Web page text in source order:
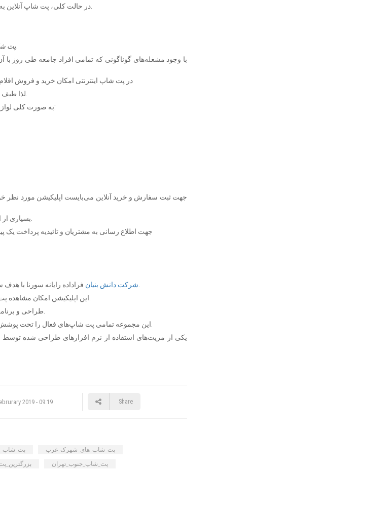
پت
با وجود مشغله‌های گوناگونی که تمامی افراد جامعه طی روز با
در پت شاپ اینترنتی امکان خرید و فروش
به صورت کلی لوازمی که از طریق پت شاپ امکان خرید آن‌ها را خواهید داشت، به شرح زیر می‌باشد:
جهت ثبت سفارش و خرید آنلاین می‌بایست اپلیکیشن مورد نظر
جهت اطلاع رسانی به مشتریان و تائیدیه پرداخت یک
شرکت دانش بنیان
2019 - 09:19 Share
پت_شاپ_های_شهرک_غرب
پت_شاپ_جنوب_تهران